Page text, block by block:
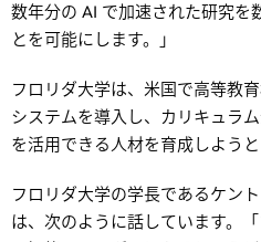
数年分の AI で加速された研究を
とを可能にします。」
フロリダ大学は、米国で高等教
システムを導入し、カリキュラ
を活用できる人材を育成しようと
フロリダ大学の学長であるケン
は、次のように話しています。